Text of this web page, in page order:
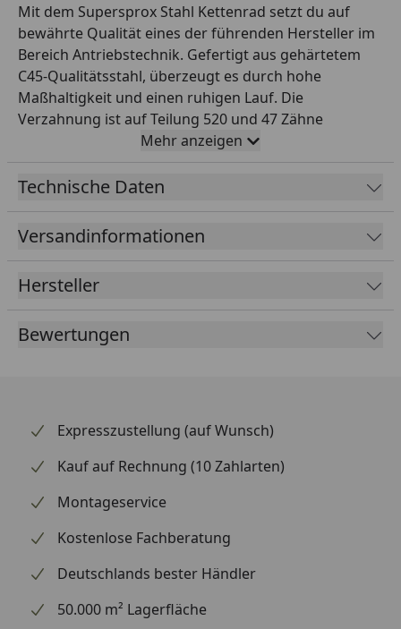
Mit dem Supersprox Stahl Kettenrad setzt du auf
bewährte Qualität eines der führenden Hersteller im
Bereich Antriebstechnik. Gefertigt aus gehärtetem
C45-Qualitätsstahl, überzeugt es durch hohe
Maßhaltigkeit und einen ruhigen Lauf. Die
Verzahnung ist auf Teilung 520 und 47 Zähne
ausgelegt und passt damit exakt zur entsprechenden
Kette. Mit einem Innendurchmesser von 100,0 mm
und einem Lochkreis von 120,0 mm (5-Loch)
Das Kettenrad ist in der Farbe Schwarz ansprechend
gestaltet und wertet die Optik deines Hinterrads
Kraftübertragung und einem deutlich verbesserten
Fahrgefühl. Supersprox zählt weltweit zu den
renommiertesten Marken für Kettenräder und
Mehr anzeigen
Technische Daten
Versandinformationen
Hersteller
Bewertungen
Expresszustellung (auf Wunsch)
Kauf auf Rechnung (10 Zahlarten)
Montageservice
Kostenlose Fachberatung
Deutschlands bester Händler
50.000 m² Lagerfläche